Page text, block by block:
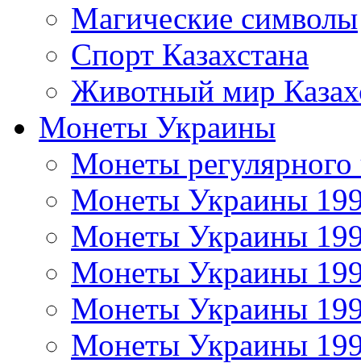
Магические символы
Спорт Казахстана
Животный мир
Монеты Украины
Монеты регулярного
Монеты Украины
Монеты Украины
Монеты Украины
Монеты Украины
Монеты Украины